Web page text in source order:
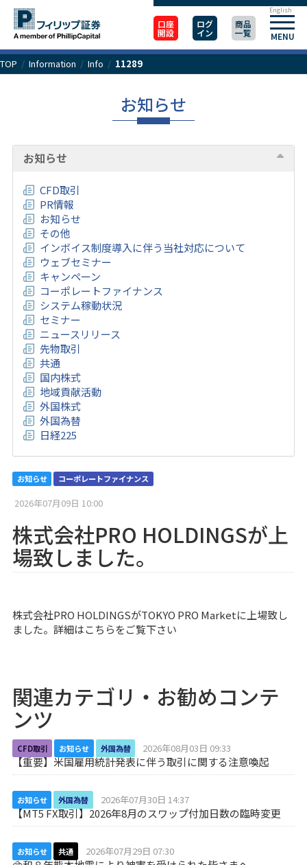
口座
開設
ログ
イン
商品
一覧 MENU
English
TOP / Information / Info / 11289
お知らせ
お知らせ
CFD取引
PR情報
お知らせ
その他
インボイス制度導入に伴う当社対応について
ウェブセミナー
キャンペーン
コーポレートファイナンス
システム稼動状況
セミナー
ニュースリリース
先物取引
共通
国内株式
地域貢献活動
外国株式
外国為替
日経225
お知らせ コーポレートファイナンス
2026年07月09日 10:00
株式会社PRO HOLDINGSが上
場致しました。
株式会社PRO HOLDINGSがTOKYO PRO Marketに上場致し
ました。詳細はこちらをご覧下さい
関連カテゴリ・お勧めコンテ
ンツ
CFD取引 お知らせ 外国為替 2026年08月03日 09:33
【重要】米国雇用統計発表に伴う取引に関する注意喚起
お知らせ 外国為替 2026年07月30日 14:37
【MT5 FX取引】2026年8月のスワップ付加日数の臨時変更
お知らせ 共通 2026年07月29日 07:30